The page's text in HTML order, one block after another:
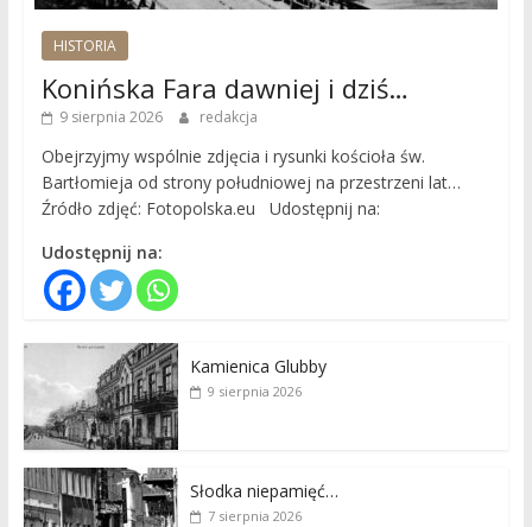
HISTORIA
Konińska Fara dawniej i dziś…
9 sierpnia 2026 redakcja
Obejrzyjmy wspólnie zdjęcia i rysunki kościoła św.
Bartłomieja od strony południowej na przestrzeni lat…
Źródło zdjęć: Fotopolska.eu Udostępnij na:
Udostępnij na:
Kamienica Glubby
9 sierpnia 2026
Słodka niepamięć…
7 sierpnia 2026